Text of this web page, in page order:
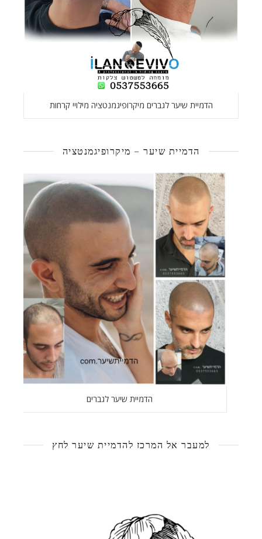
הדמיית שיער לגברים מיקרופיגמנטציה מילויי קרחות
הדמיית שיער – מיקרופיגמנטציה
הדמיית שיער לגברים
למעבר אל המרכז להדמיית שיער לחץ